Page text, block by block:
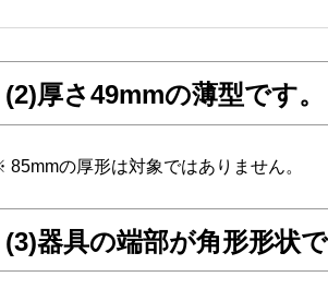
(2)厚さ49mmの薄型です。
85mmの厚形は対象ではありません。
(3)器具の端部が角形形状で